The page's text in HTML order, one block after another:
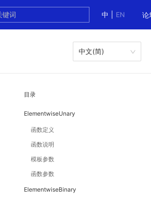
中
EN 论
中文(简)
目录
ElementwiseUnary
函数定义
函数说明
模板参数
函数参数
ElementwiseBinary